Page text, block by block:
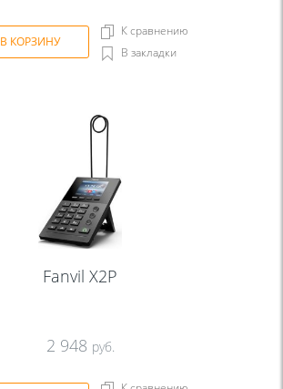
В КОРЗИНУ
К сравнению
В закладки
Fanvil X2P
2 948 руб.